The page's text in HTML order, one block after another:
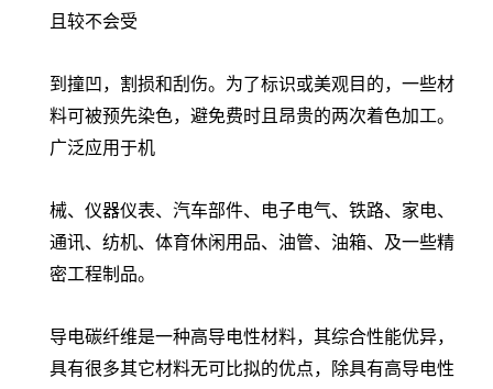
且较不会受
到撞凹，割损和刮伤。为了标识或美观目的，一些材
料可被预先染色，避免费时且昂贵的两次着色加工。
广泛应用于机
械、仪器仪表、汽车部件、电子电气、铁路、家电、
通讯、纺机、体育休闲用品、油管、油箱、及一些精
密工程制品。
导电碳纤维是一种高导电性材料，其综合性能优异，
具有很多其它材料无可比拟的优点，除具有高导电性